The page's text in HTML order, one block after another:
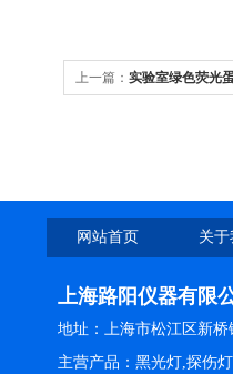
上一篇： 实验室绿色荧光
网站首页 关
上海路阳仪器有限
地址：上海市松江区新桥
主营产品：黑光灯,探伤